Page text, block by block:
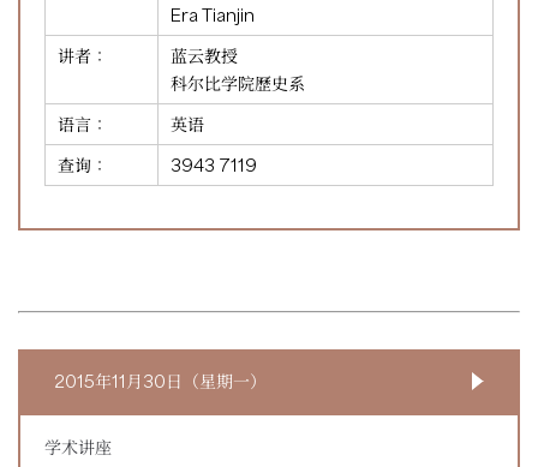
Era Tianjin
讲者：
蓝云教授
科尔比学院歷史系
语言：
英语
查询：
3943 7119
2015年11月30日（星期一）
学术讲座